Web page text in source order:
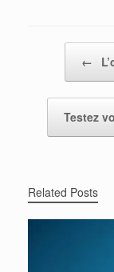
Post navigation
←
Testez
Related Posts